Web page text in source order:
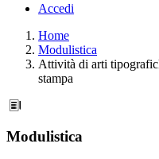
Accedi
Home
Modulistica
Attività di arti
stampa
Modulistica